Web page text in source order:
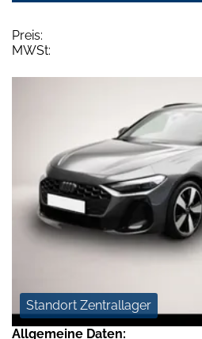
Preis:
MWSt:
Standort Zentrallager
Allgemeine Daten: